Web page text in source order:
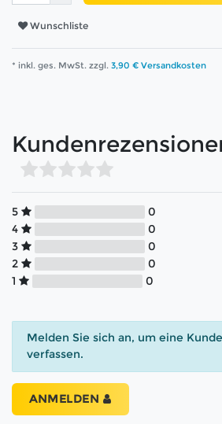
Wunschliste
* inkl. ges. MwSt. zzgl. 3,90 € Versandkosten
5
0
4
0
3
0
2
0
1
0
Melden Sie sich an, um eine
verfassen.
ANMELDEN